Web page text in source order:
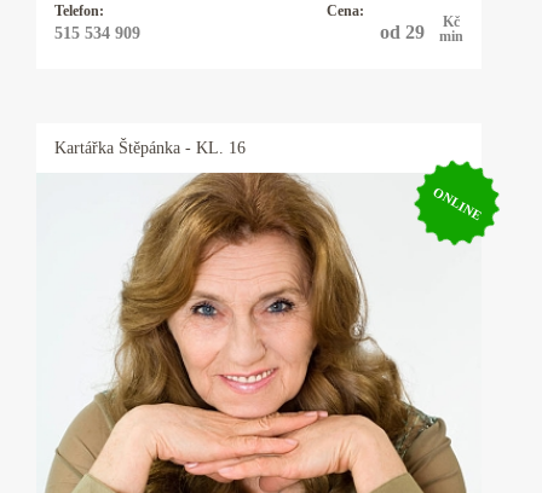
Telefon:
515 534 909
Cena:
od 29
Kč
min
Kartářka Štěpánka - KL. 16
ONLINE
Kartářka Štěpánka
Přes 30 let praxe. Od dětství jsem se
pohybovala mezi kartářkami a věštci. Babička
byla známá kartářka. Impulsem pro moji dráhu
byla první spokojená klientka. Ráda Vám
pomohu najít odpovědi na dotazy týkající se
vztahů, lásky, práce, dětí, zdraví odpovědi.